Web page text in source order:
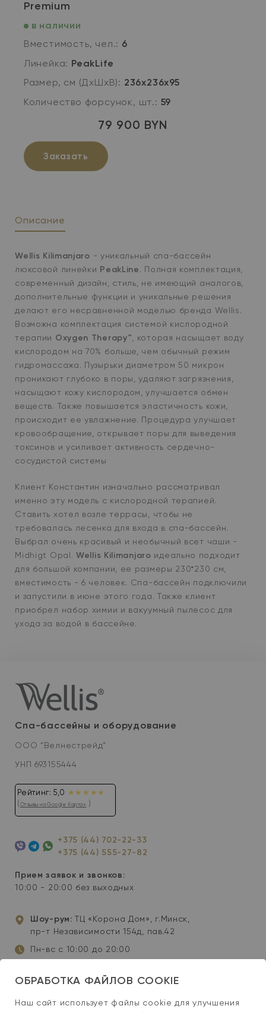
Premium
в наличии
Вместимость, чел.: 6
Линейка: PeakLife
Размер, см (ДхШхВ): 236х236х95
Количество форсунок, шт.: 59
79 900 BYN
Заказать
Описание
Wellis Kilimanjaro - уникальный спа-бассейн
люксовой линейки PeakLine . Полная комплектация,
современный дизайн, стиль, не имеющий аналогов,
дополнительные функции и уникальные решения
делают его несравненной моделью бренда Wellis.
Возможна комплектация системой кислородной
терапии Oxygen Therapy™, которая насыщает воду
кислородом на 70% больше, чем обычный режим
гидромассажа.
Пузырьки диаметром 50 микрон
проникают глубоко в поры, удаляют загрязнения,
насыщают кожу кислородом,улучшается обмен
веществ. Также повышается эластичность кожи,
происходит ее увлажнение. Процедураулучшает
кровообращение, открывает поры для выведения
токсинов и усиливает активность сердечно-
сосудистой системы
Клиент Константин изначально рассматривал
именно эту модель с кислородной терапией.
Ставить хотел возле террасы, чтобы не
требовалась лесенка для входа в спа-бассейн.
Выбрал очень красивый и необычный всет чаши -
Midhigt Opal. Wellis Kilimanjaro идеально подходит
для большой компании, ее размеры 230*230 см,
вместимость - 6 человек. Спа-бассейн подключили
и запустили в июне этого года. Также клиент
приобрел набор химии и вакуумный пылесос для
ухода за водой в бассейне.
Спа-бассейны и оборудование
ООО “Велнестрейд”
УНП 693155444
Рейтинг: 5,0 ★★★★★
( Отзывы на Google Картах )
Telegram
WhatsApp
+375 (44) 702-22-33
+375 (44) 555-27-82
Прием заявок и звонков:
10:00 - 20:00 без выходных
Шоу-рум: ТЦ «Корона Дом», г.Минск,
пр-т Независимости 154д, пав.42
Пн-вс с 10:00 до 20:00
ОБРАБОТКА ФАЙЛОВ COOKIE
Наш сайт использует файлы cookie для улучшения